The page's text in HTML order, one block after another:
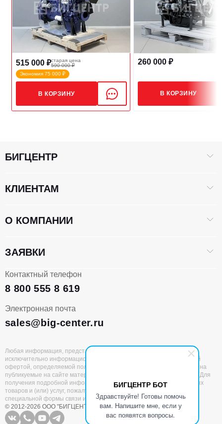
БИГЦЕНТР БОТ
Здравствуйте! Готовы помочь
вам. Напишите мне, если у
вас появятся вопросы.
515 000 ₽старая цена
590 000 ₽
Экономия 75 000 ₽
В КОРЗИНУ
260 000 ₽
В КОРЗИНУ
Контактный телефон
8 800 555 8 619
Электронная почта
sales@big-center.ru
БИГЦЕНТР
КЛИЕНТАМ
О КОМПАНИИ
ЗАЯВКИ
Любая информация, представленная на данном сайте, носит
исключительно информационный характер и не является публичной
офертой, определяемой положениями статьи 437 ГК РФ. Все права на
публикуемые на сайте материалы принадлежат ООО «БИГЦЕНТР». Для
получения подробной информации о наличии и стоимости указанных
товаров и (или) услуг, пожалуйста, обращайтесь к нам с помощью
специальной формы связи или по единому номеру 8 (800) 555 8 619
© 2012-2026 ООО "БИГЦЕНТР"
Все права защищены